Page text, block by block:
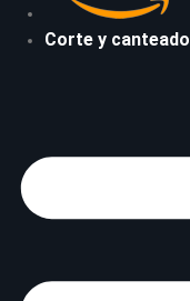
Corte y canteado